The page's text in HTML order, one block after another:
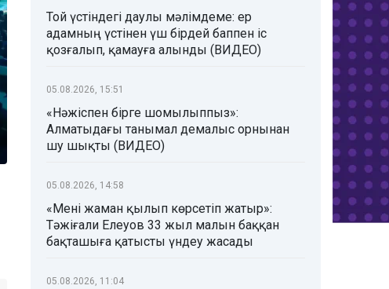
Той үстіндегі даулы мәлімдеме: ер
адамның үстінен үш бірдей баппен іс
қозғалып, қамауға алынды (ВИДЕО)
05.08.2026, 15:51
«Нәжіспен бірге шомылыппыз»:
Алматыдағы танымал демалыс орнынан
шу шықты (ВИДЕО)
05.08.2026, 14:58
«Мені жаман қылып көрсетіп жатыр»:
Тәжіғали Елеуов 33 жыл малын баққан
бақташыға қатысты үндеу жасады
05.08.2026, 11:04